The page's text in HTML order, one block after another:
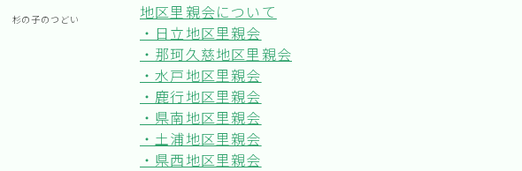
杉の子のつどい
地区里親会について
・日立地区里親会
・那珂久慈地区里親会
・水戸地区里親会
・鹿行地区里親会
・県南地区里親会
・土浦地区里親会
・県西地区里親会